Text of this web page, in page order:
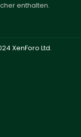
enthalten.
XenForo Ltd.